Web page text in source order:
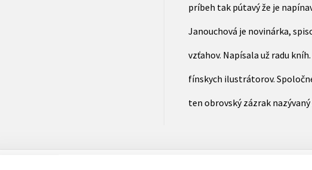
príbeh tak pútavý že je
Janouchová je novinárka,
vzťahov. Napísala už radu
fínskych ilustrátorov.
ten obrovský zázrak